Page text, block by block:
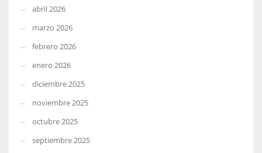
abril 2026
marzo 2026
febrero 2026
enero 2026
diciembre 2025
noviembre 2025
octubre 2025
septiembre 2025